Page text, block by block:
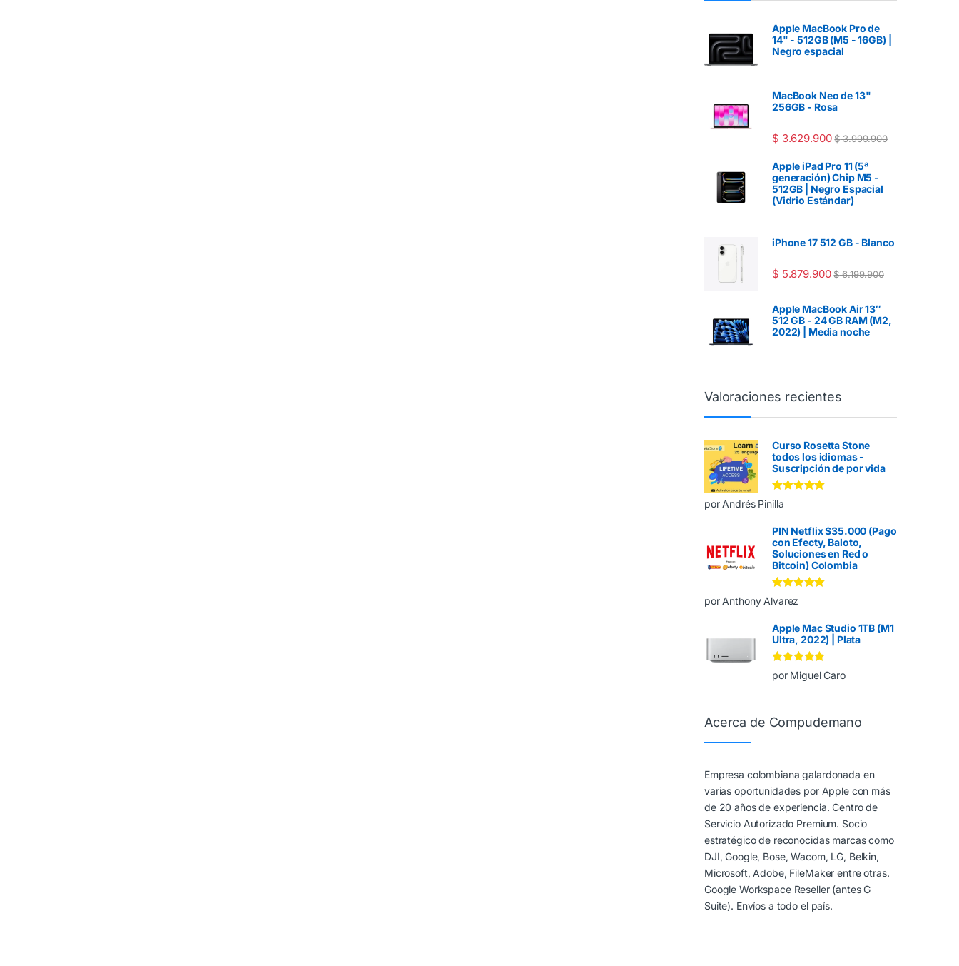
Apple MacBook Pro de
14" - 512GB (M5 - 16GB) |
Negro espacial
MacBook Neo de 13"
256GB - Rosa
$ 3.629.900 $3.999.900
Apple iPad Pro 11 (5ª
generación) Chip M5 -
512GB | Negro Espacial
(Vidrio Estándar)
iPhone 17 512 GB - Blanco
$ 5.879.900 $6.199.900
Apple MacBook Air 13″
512 GB - 24 GB RAM (M2,
2022) | Media noche
Valoraciones recientes
Curso Rosetta Stone
todos los idiomas -
Suscripción de por vida
Valorado en
de 5
por Andrés Pinilla
PIN Netflix $35.000 (Pago
con Efecty, Baloto,
Soluciones en Red o
Bitcoin) Colombia
Valorado en
de 5
por Anthony Alvarez
Apple Mac Studio 1TB (M1
Ultra, 2022) | Plata
Valorado en 5
de 5
por Miguel Caro
Acerca de Compudemano
Empresa colombiana galardonada en
varias oportunidades por Apple con más
de 20 años de experiencia. Centro de
Servicio Autorizado Premium. Socio
estratégico de reconocidas marcas como
DJI, Google, Bose, Wacom, LG, Belkin,
Microsoft, Adobe, FileMaker entre otras.
Google Workspace Reseller (antes G
Suite). Envíos a todo el país.